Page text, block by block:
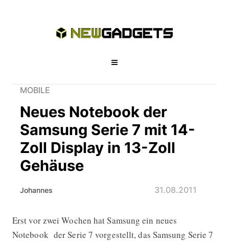
MOBILE
Neues Notebook der
Samsung Serie 7 mit 14-
Zoll Display in 13-Zoll
Gehäuse
Johannes 31.08.2011
Neues Notebook der Samsung
Erst vor zwei Wochen hat Samsung ein neues
Notebook der Serie 7 vorgestellt, das Samsung Serie 7